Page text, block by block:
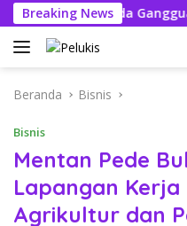
Langsung
ke
konten
Breaking News
Boleh Ada Gangguan
Beranda Bisnis
Bisnis
Mentan Pede
Lapangan
Agrikultur dan